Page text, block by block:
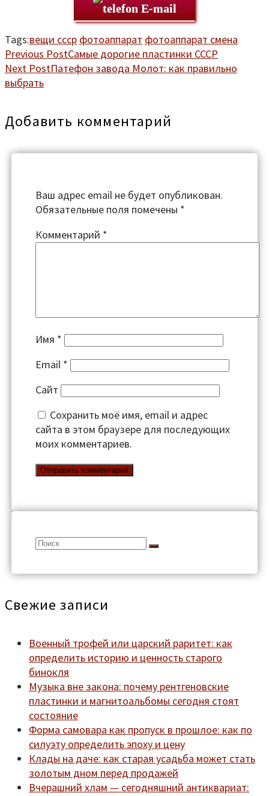
E-mail
Tags:вещи ссср фотоаппарат фотоаппарат смена
Previous PostСамые дорогие пластинки СССР
Next PostПатефон завода Молот: как правильно
выбрать
Добавить комментарий
Ваш адрес email не будет опубликован.
Обязательные поля помечены *
Комментарий *
Имя *
Email *
Сайт
Сохранить моё имя, email и адрес
сайта в этом браузере для последующих
моих комментариев.
Search
Свежие записи
Военный трофей или царский раритет: как
определить историю и ценность старого
бинокля
Музыка вне закона: почему рентгеновские
пластинки и магнитоальбомы сегодня стоят
состояние
Форма самовара как пропуск в прошлое: как по
силуэту определить эпоху и цену
Клады на даче: как старая усадьба может стать
золотым дном перед продажей
Вчерашний хлам — сегодняшний антиквариат: